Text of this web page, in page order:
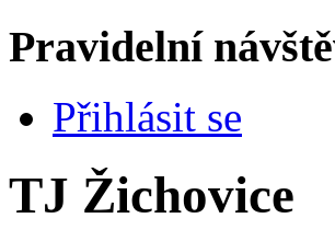
Pravidelní
Přihlásit se
TJ Žichovice